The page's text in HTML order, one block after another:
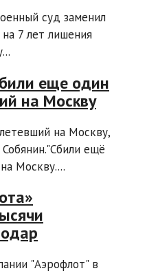
суд заменил
7 лет лишения
еще один
на Москву
на Москву,
ещё
Москву....
"Аэрофлот" в